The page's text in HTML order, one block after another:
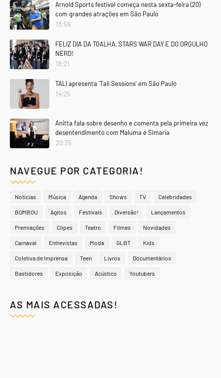
Arnold Sports festival começa nesta sexta-feira (20)
com grandes atrações em São Paulo
13:59
FELIZ DIA DA TOALHA, STARS WAR DAY E DO ORGULHO
NERD!
19:21
TALI apresenta 'Tali Sessions' em São Paulo
14:25
Anitta fala sobre desenho e comenta pela primeira vez
desentendimento com Maluma e Simaria
20:35
NAVEGUE POR CATEGORIA!
Notícias Música Agenda Shows TV Celebridades
BOMBOU Agitos Festivais Diversão! Lançamentos
Premiações Clipes Teatro Filmes Novidades
Carnaval Entrevistas Moda GLBT Kids
Coletiva de Imprensa Teen Livros Documentários
Bastidores Exposição Acústico Youtubers
AS MAIS ACESSADAS!